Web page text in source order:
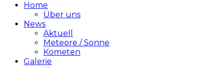
Home
Über uns
News
Aktuell
Meteore / Sonne
Kometen
Galerie